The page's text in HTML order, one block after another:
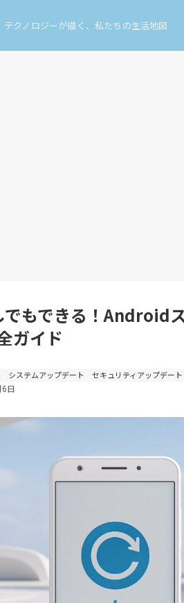
テクノロジーが描く、私たちの生活地図
もできる！Android
ガイド
システムアップデート セキュリティアップデート
日